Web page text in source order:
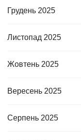
Грудень 2025
Листопад 2025
Жовтень 2025
Вересень 2025
Серпень 2025